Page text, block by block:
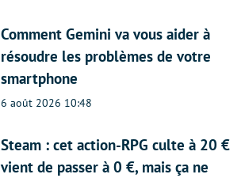
Comment Gemini va vous aider à
résoudre les problèmes de votre
smartphone
6 août 2026 10:48
Steam : cet action-RPG culte à 20 €
vient de passer à 0 €, mais ça ne